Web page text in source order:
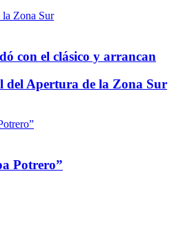
con el clásico y arrancan
del Apertura de la Zona Sur
Potrero”